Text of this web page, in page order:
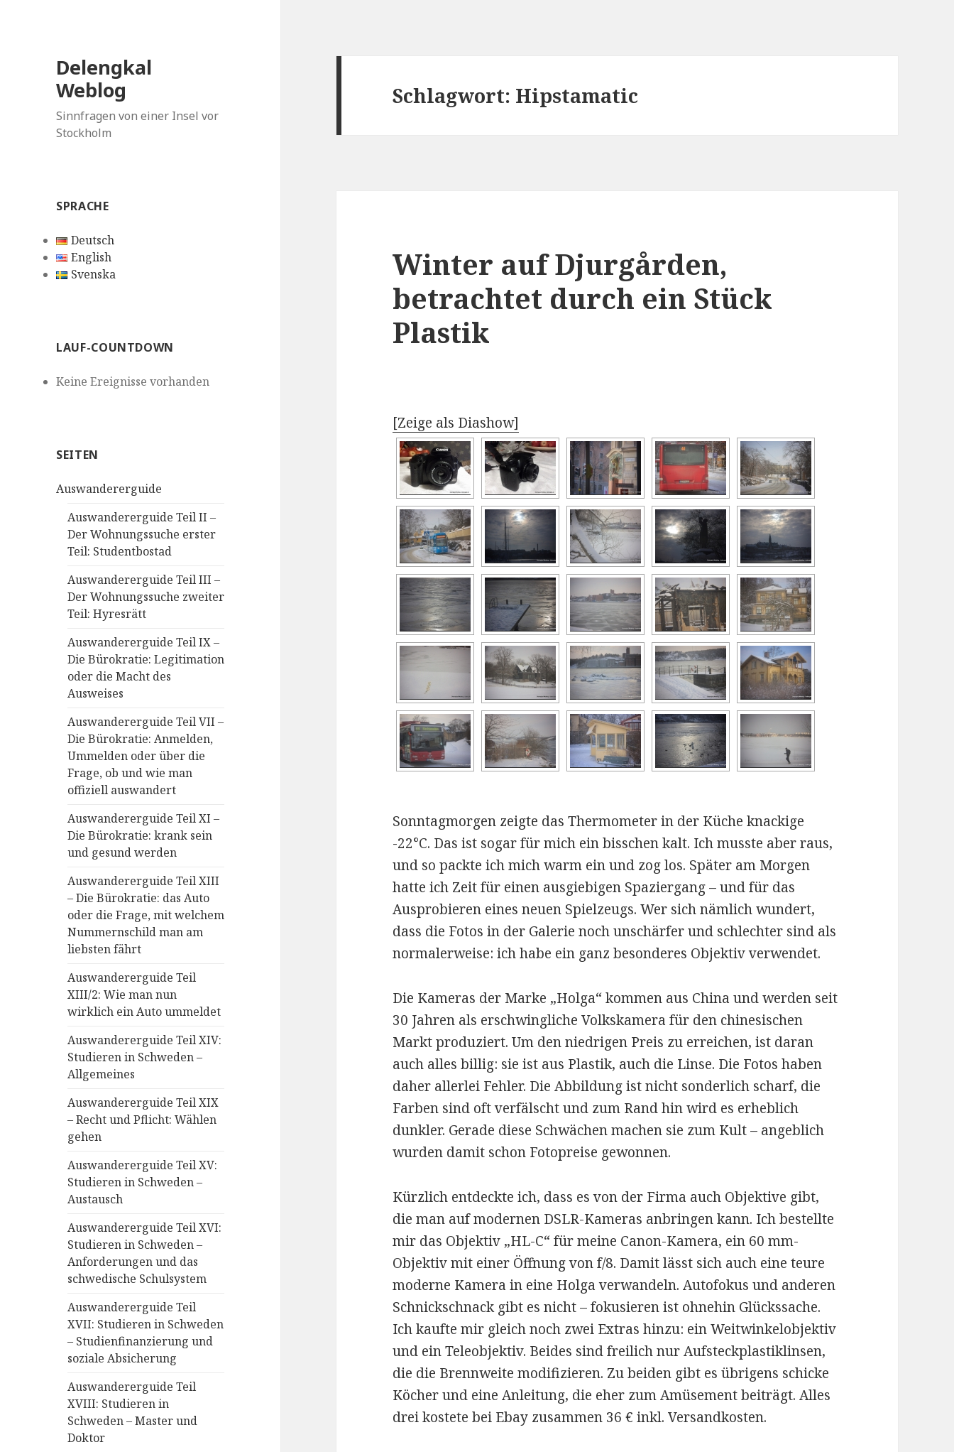
Delengkal
Weblog
Sinnfragen von einer Insel vor
Stockholm
SPRACHE
Deutsch
English
Svenska
LAUF-COUNTDOWN
Keine Ereignisse vorhanden
SEITEN
Auswandererguide
Auswandererguide Teil II –
Der Wohnungssuche erster
Teil: Studentbostad
Auswandererguide Teil III –
Der Wohnungssuche zweiter
Teil: Hyresrätt
Auswandererguide Teil IX –
Die Bürokratie: Legitimation
oder die Macht des
Ausweises
Auswandererguide Teil VII –
Die Bürokratie: Anmelden,
Ummelden oder über die
Frage, ob und wie man
offiziell auswandert
Auswandererguide Teil XI –
Die Bürokratie: krank sein
und gesund werden
Auswandererguide Teil XIII
– Die Bürokratie: das Auto
oder die Frage, mit welchem
Nummernschild man am
liebsten fährt
Auswandererguide Teil
XIII/2: Wie man nun
wirklich ein Auto ummeldet
Auswandererguide Teil XIV:
Studieren in Schweden –
Allgemeines
Auswandererguide Teil XIX
– Recht und Pflicht: Wählen
gehen
Auswandererguide Teil XV:
Studieren in Schweden –
Austausch
Auswandererguide Teil XVI:
Studieren in Schweden –
Anforderungen und das
schwedische Schulsystem
Auswandererguide Teil
XVII: Studieren in Schweden
– Studienfinanzierung und
soziale Absicherung
Auswandererguide Teil
XVIII: Studieren in
Schweden – Master und
Doktor
Schlagwort: Hipstamatic
Winter auf Djurgården,
betrachtet durch ein Stück
Plastik
[Zeige als Diashow]
Sonntagmorgen zeigte das Thermometer in der Küche knackige
-22°C. Das ist sogar für mich ein bisschen kalt. Ich musste aber raus,
und so packte ich mich warm ein und zog los. Später am Morgen
hatte ich Zeit für einen ausgiebigen Spaziergang – und für das
Ausprobieren eines neuen Spielzeugs. Wer sich nämlich wundert,
dass die Fotos in der Galerie noch unschärfer und schlechter sind als
normalerweise: ich habe ein ganz besonderes Objektiv verwendet.
Die Kameras der Marke „Holga“ kommen aus China und werden seit
30 Jahren als erschwingliche Volkskamera für den chinesischen
Markt produziert. Um den niedrigen Preis zu erreichen, ist daran
auch alles billig: sie ist aus Plastik, auch die Linse. Die Fotos haben
daher allerlei Fehler. Die Abbildung ist nicht sonderlich scharf, die
Farben sind oft verfälscht und zum Rand hin wird es erheblich
dunkler. Gerade diese Schwächen machen sie zum Kult – angeblich
wurden damit schon Fotopreise gewonnen.
Kürzlich entdeckte ich, dass es von der Firma auch Objektive gibt,
die man auf modernen DSLR-Kameras anbringen kann. Ich bestellte
mir das Objektiv „HL-C“ für meine Canon-Kamera, ein 60 mm-
Objektiv mit einer Öffnung von f/8. Damit lässt sich auch eine teure
moderne Kamera in eine Holga verwandeln. Autofokus und anderen
Schnickschnack gibt es nicht – fokusieren ist ohnehin Glückssache.
Ich kaufte mir gleich noch zwei Extras hinzu: ein Weitwinkelobjektiv
und ein Teleobjektiv. Beides sind freilich nur Aufsteckplastiklinsen,
die die Brennweite modifizieren. Zu beiden gibt es übrigens schicke
Köcher und eine Anleitung, die eher zum Amüsement beiträgt. Alles
drei kostete bei Ebay zusammen 36 € inkl. Versandkosten.